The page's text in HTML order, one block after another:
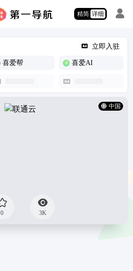
精简 详细
立即入驻
喜爱帮 喜爱AI
中国
0 3K